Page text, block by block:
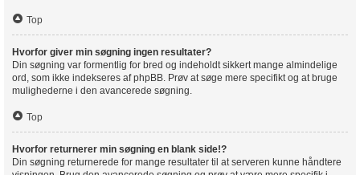
Top
Hvorfor giver min søgning ingen resultater?
Din søgning var formentlig for bred og indeholdt sikkert mange almindelige
ord, som ikke indekseres af phpBB. Prøv at søge mere specifikt og at bruge
mulighederne i den avancerede søgning.
Top
Hvorfor returnerer min søgning en blank side!?
Din søgning returnerede for mange resultater til at serveren kunne håndtere